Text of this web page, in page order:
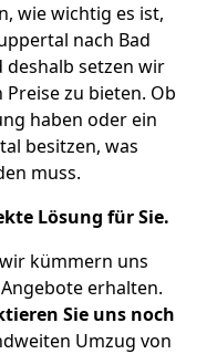
wie wichtig es ist,
nach Bad
deshalb setzen wir
zu bieten. Ob
haben oder ein
besitzen, was
muss.
Lösung für Sie.
kümmern uns
erhalten.
Sie uns noch
Umzug von